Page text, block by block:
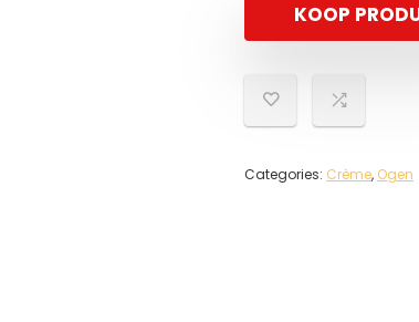
KOOP
Categories: Crème, Ogen